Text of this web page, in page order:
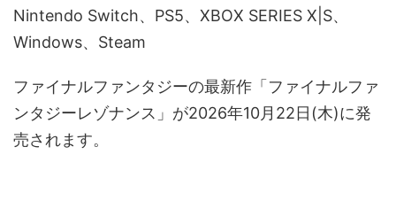
Nintendo Switch、PS5、XBOX SERIES X|S、
Windows、Steam
ファイナルファンタジーの最新作「ファイナルファ
ンタジーレゾナンス」が2026年10月22日(木)に発
売されます。